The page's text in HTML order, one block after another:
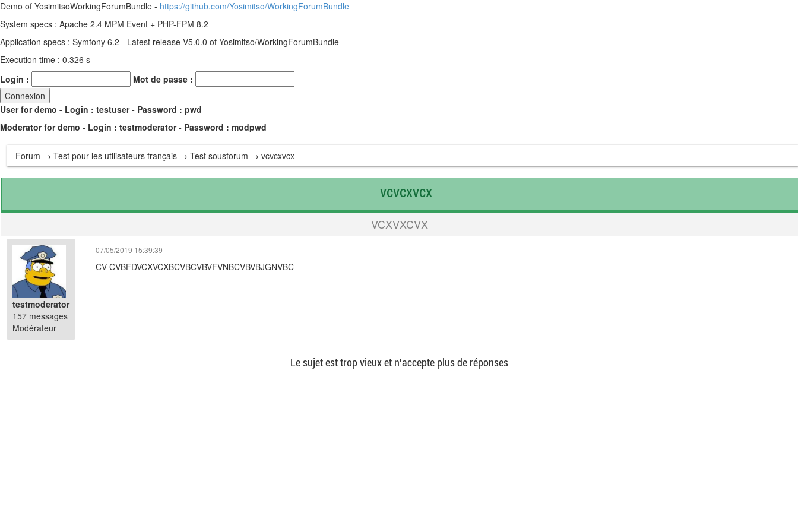
Demo of YosimitsoWorkingForumBundle - https://github.com/Yosimitso/WorkingForumBundle
System specs : Apache 2.4 MPM Event + PHP-FPM 8.2
Application specs : Symfony 6.2 - Latest release V5.0.0 of Yosimitso/WorkingForumBundle
Execution time : 0.326 s
Login :
Mot de passe :
User for demo - Login : testuser - Password : pwd
Moderator for demo - Login : testmoderator - Password : modpwd
Forum → Test pour les utilisateurs français → Test sousforum → vcvcxvcx
vcvcxvcx
VCXVXCVX
testmoderator
157 messages
Modérateur
07/05/2019 15:39:39
CV CVBFDVCXVCXBCVBCVBVFVNBCVBVBJGNVBC
Le sujet est trop vieux et n'accepte plus de réponses